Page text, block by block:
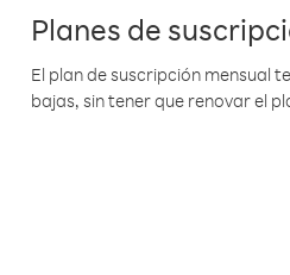
Planes de
El plan de suscripción mensual
bajas, sin tener que renovar el